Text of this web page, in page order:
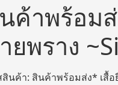
ค้าพร้อม
ยพราง
สินค้า: สินค้าพร้อมส่ง* เสื้อ